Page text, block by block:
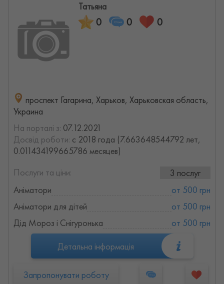
Татьяна
0 0 0
проспект Гагарина, Харьков, Харьковская область,
Украина
На порталі з: 07.12.2021
Досвід роботи: с 2018 года (7.663648544792 лет,
0.011434199665786 месяцев)
Послуги та ціни:
3 послуг
Аніматори
от 500 грн
Аніматори для дітей
от 500 грн
Дід Мороз і Снігуронька
от 500 грн
Детальна інформація
Запропонувати роботу